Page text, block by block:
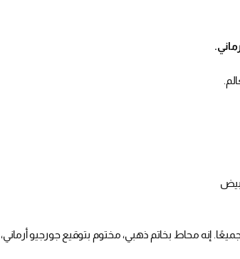
إنه محاط بخاتم ذهبي، مختوم بتوقيع جورجيو أرماني،